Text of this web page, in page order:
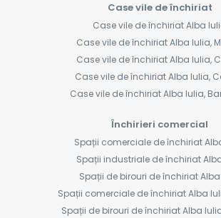
Case vile de închiriat
Case vile de închiriat Alba
Case vile de închiriat Alba Iulia,
Case vile de închiriat Alba Iulia,
Case vile de închiriat Alba Iulia,
Case vile de închiriat Alba Iulia,
Închirieri comercial
Spații comerciale de închiriat
Spații industriale de închiriat
Spații de birouri de închiriat
Spații comerciale de închiriat Alba
Spații de birouri de închiriat Alba